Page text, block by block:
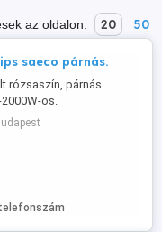
az oldalon: 20 50
saeco párnás.
rózsaszín, párnás
os.